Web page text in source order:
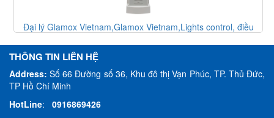
Đại lý Glamox Vietnam,Glamox Vietnam,Lights control, điều
THÔNG TIN LIÊN HỆ
Address:Số 66 Đường số 36, Khu đô thị Vạn Phúc, TP. Thủ Đức,
TP Hồ Chí Minh
HotLine: 0916869426